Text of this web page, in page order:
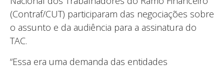
(Contraf/CUT) participaram das negociações sobre
o assunto e da audiência para a assinatura do
TAC.
“Essa era uma demanda das entidades